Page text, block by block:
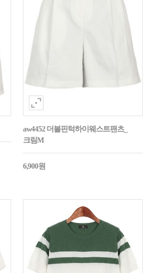
aw4452 더블핀턱하이웨스트팬츠_
크림M
6,900원